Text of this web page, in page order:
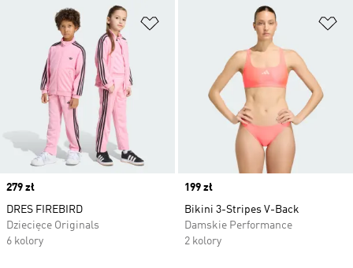
Dodaj do listy życzeń
Price
279 zł
DRES FIREBIRD
Dziecięce Originals
6 kolory
Price
199 zł
Bikini 3-Stripes V-Back
Damskie Performance
2 kolory